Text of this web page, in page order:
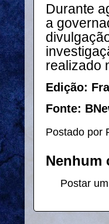
Durante
a
realizado
Edição:
Fonte:
Postado por
Nenhum
Postar